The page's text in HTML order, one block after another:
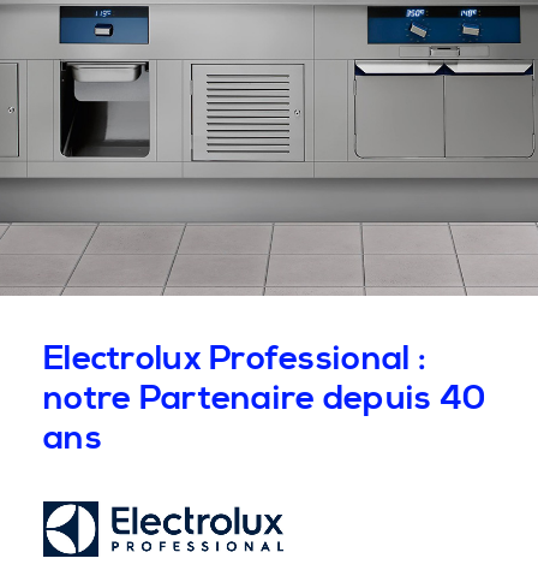
Electrolux Professional :
notre Partenaire depuis 40
ans